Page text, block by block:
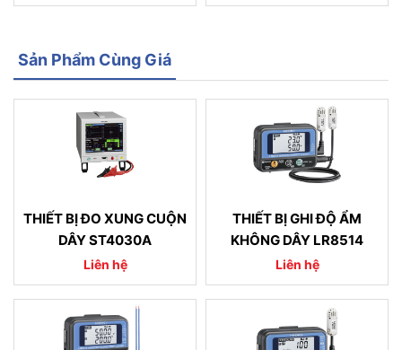
Sản Phẩm Cùng Giá
THIẾT BỊ ĐO XUNG CUỘN
DÂY ST4030A
Liên hệ
THIẾT BỊ GHI ĐỘ ẨM
KHÔNG DÂY LR8514
Liên hệ